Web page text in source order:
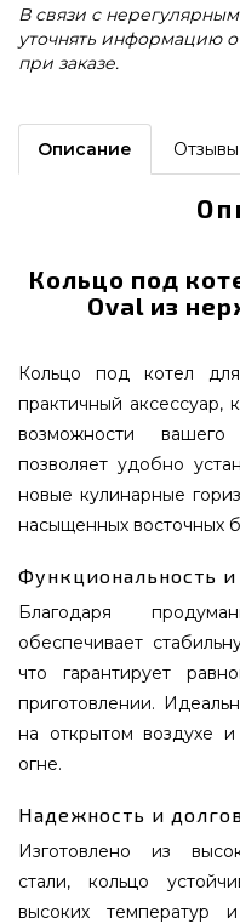
В связи с
уточнять информацию
при заказе.
Описание
Кольцо под
Oval из
Кольцо под котел
практичный аксессуар,
возможности
позволяет удобно
новые кулинарные
насыщенных восточных
Функциональность и
Благодаря
обеспечивает
что гарантирует
приготовлении.
на открытом воздухе
огне.
Надежность и
Изготовлено из
стали, кольцо
высоких температур